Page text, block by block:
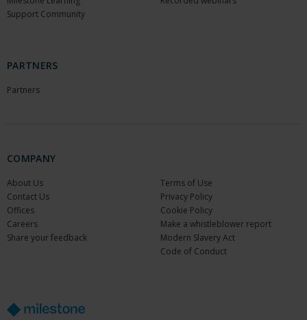
Support Community
PARTNERS
Partners
COMPANY
About Us
Contact Us
Offices
Careers
Share your feedback
Terms of Use
Privacy Policy
Cookie Policy
Make a whistleblower report
Modern Slavery Act
Code of Conduct